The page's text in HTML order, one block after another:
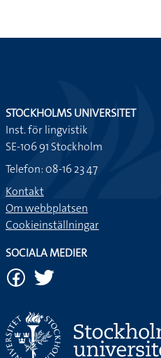
STOCKHOLMS UNIVERSITET
Inst. för lingvistik
SE-106 91 Stockholm
Telefon: 08-16 23 47
Kontakt
Om webbplatsen
Cookieinställningar
SOCIALA MEDIER